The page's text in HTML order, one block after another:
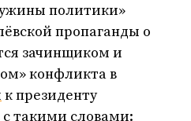
политики»
пропаганды о
зачинщиком и
конфликта в
к президенту
такими словами: